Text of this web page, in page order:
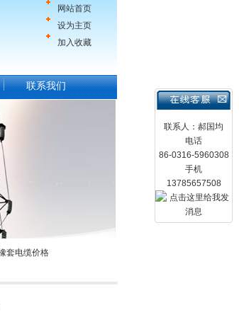
网站首页
设为主页
加入收藏
联系人：郝国均
电话
86-0316-5960308
手机
13785657508
联系我们
套电缆价格